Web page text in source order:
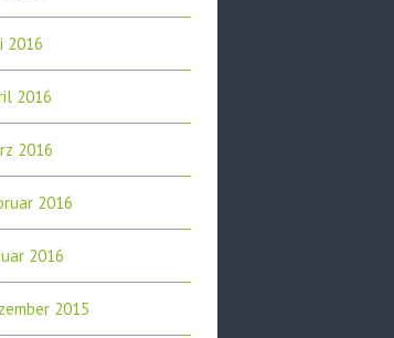
2016
2016
2016
2016
2016
2015